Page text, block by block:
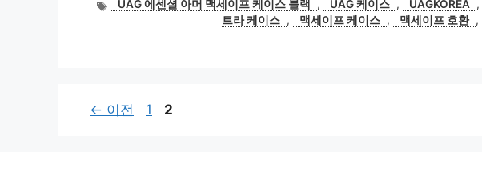
태UAG 에센셜 아머 맥세이프 케이스 블랙 , UAG 케이스 , UAGKOREA ,
트라 케이스 , 맥세이프 케이스 , 맥세이프 호환 ,
← 이전
페
1
페
2